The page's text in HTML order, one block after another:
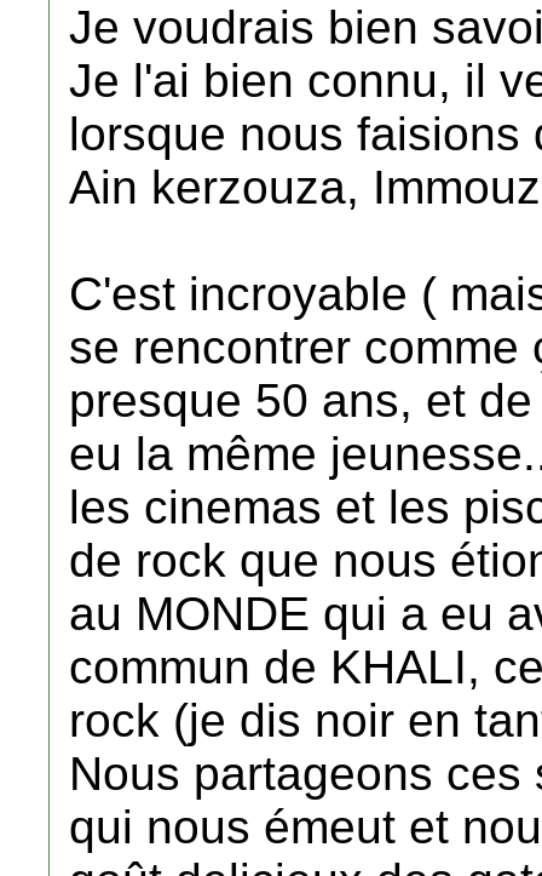
Je voudrais bien
Je l'ai bien connu, il
lorsque nous faisions
Ain kerzouza,
C'est incroyable (
se rencontrer comme
presque 50 ans, et
eu la même
les cinemas et les
de rock que nous
au MONDE qui a eu
commun de KHALI,
rock (je dis noir en
Nous partageons
qui nous émeut et